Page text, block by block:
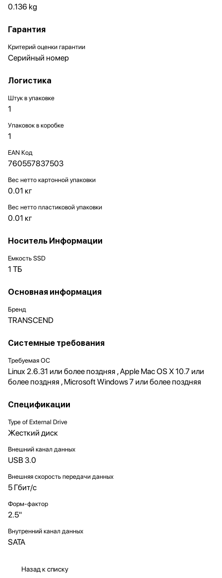
0.136 kg
Гарантия
Критерий оценки гарантии
Серийный номер
Логистика
Штук в упаковке
1
Упаковок в коробке
1
EAN Код
760557837503
Вес нетто картонной упаковки
0.01 кг
Вес нетто пластиковой упаковки
0.01 кг
Носитель Информации
Емкость SSD
1 ТБ
Основная информация
Бренд
TRANSCEND
Системные требования
Требуемая ОС
Linux 2.6.31 или более поздняя , Apple Mac OS X 10.7 или
более поздняя , Microsoft Windows 7 или более поздняя
Спецификации
Type of External Drive
Жесткий диск
Внешний канал данных
USB 3.0
Внешняя скорость передачи данных
5 Гбит/с
Форм-фактор
2.5"
Внутренний канал данных
SATA
Назад к списку